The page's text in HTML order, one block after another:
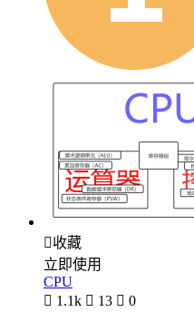
收藏
立即使用
CPU
 1.1k  13  0